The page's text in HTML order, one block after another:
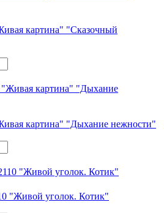
картина" "Сказочный
картина" "Дыхание нежности"
"Живой уголок. Котик"